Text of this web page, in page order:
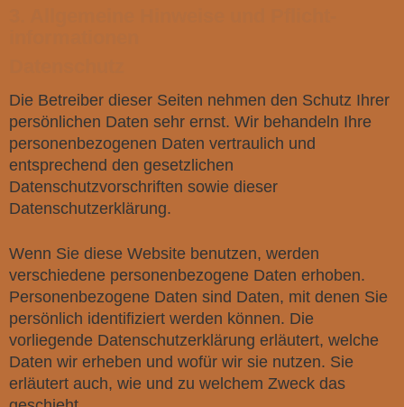
Die Betreiber dieser Seiten nehmen den Schutz Ihrer
persönlichen Daten sehr ernst. Wir behandeln Ihre
personenbezogenen Daten vertraulich und
entsprechend den gesetzlichen
Datenschutzvorschriften sowie dieser
Datenschutzerklärung.
Wenn Sie diese Website benutzen, werden
verschiedene personenbezogene Daten erhoben.
Personenbezogene Daten sind Daten, mit denen Sie
persönlich identifiziert werden können. Die
vorliegende Datenschutzerklärung erläutert, welche
Daten wir erheben und wofür wir sie nutzen. Sie
erläutert auch, wie und zu welchem Zweck das